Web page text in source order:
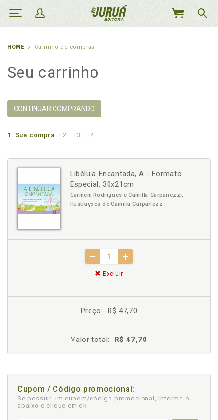
MEU
HOME Carrinho de compras
Seu carrinho
CONTINUAR COMPRANDO
1. Sua compra 2. 3. 4.
Libélula Encantada, A - Formato
Especial: 30x21cm
Carmem Rodrigues e Camilla Carpanezzi;
Ilustrações de Camilla Carpanezzi
Excluir
Preço: R$ 47,70
Valor total: R$ 47,70
Cupom / Código promocional:
Se possuir um cupom/código promocional, informe-o
abaixo e clique em ok